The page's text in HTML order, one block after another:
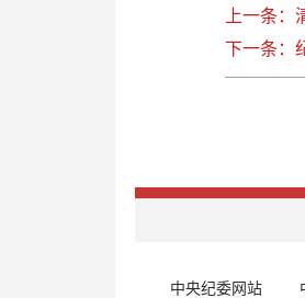
上一条
下一条：
中央纪委网站